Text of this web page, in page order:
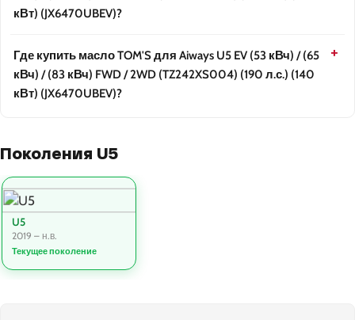
кВт) (JX6470UBEV)?
Где купить масло TOM'S для Aiways U5 EV (53 кВч) / (65
кВч) / (83 кВч) FWD / 2WD (TZ242XS004) (190 л.с.) (140
кВт) (JX6470UBEV)?
Поколения U5
U5
2019 – н.в.
Текущее поколение